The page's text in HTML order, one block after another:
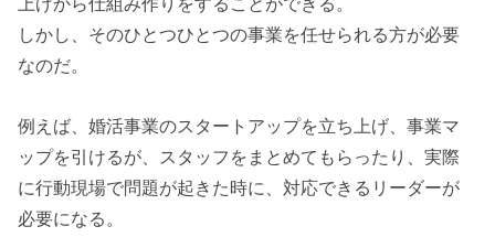
しかし、そのひとつひとつの事業を任せられる方が必要
なのだ。
例えば、婚活事業のスタートアップを立ち上げ、事業マ
ップを引けるが、スタッフをまとめてもらったり、実際
に行動現場で問題が起きた時に、対応できるリーダーが
必要になる。